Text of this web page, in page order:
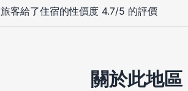
旅客給了住宿的性價度 4.7/5 的評價
關於此地區